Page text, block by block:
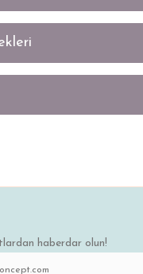
haberdar olun!